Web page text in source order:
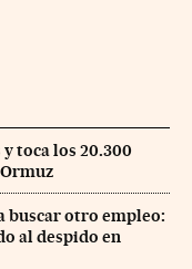
toca los 20.300
buscar otro empleo:
al despido en